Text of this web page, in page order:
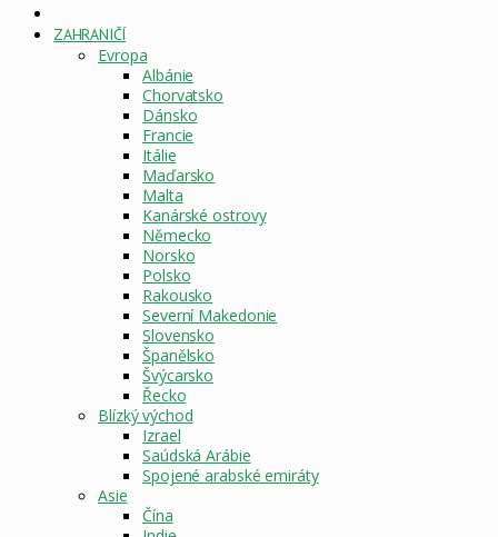
STRÁNKA
ZAHRANIČÍ
Evropa
Albánie
Chorvatsko
Dánsko
Francie
Itálie
Maďarsko
Malta
Kanárské ostrovy
Německo
Norsko
Polsko
Rakousko
Severní Makedonie
Slovensko
Španělsko
Švýcarsko
Řecko
Blízký východ
Izrael
Saúdská Arábie
Spojené arabské emiráty
Asie
Čína